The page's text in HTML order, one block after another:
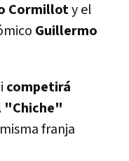
Cormilloty el
Guillermo
competirá
"Chiche"
franja